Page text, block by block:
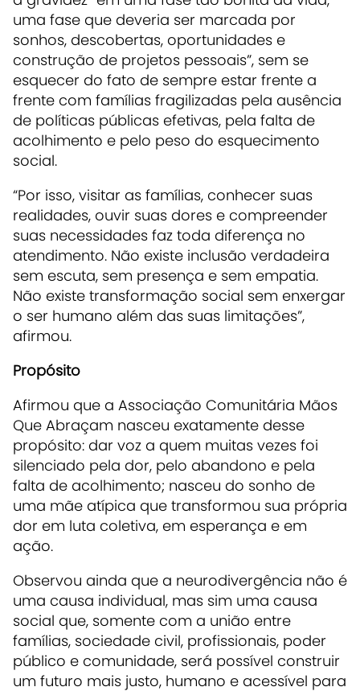
uma fase que deveria ser marcada por
sonhos, descobertas, oportunidades e
construção de projetos pessoais”, sem se
esquecer do fato de sempre estar frente a
frente com famílias fragilizadas pela ausência
de políticas públicas efetivas, pela falta de
acolhimento e pelo peso do esquecimento
social.
“Por isso, visitar as famílias, conhecer suas
realidades, ouvir suas dores e compreender
suas necessidades faz toda diferença no
atendimento. Não existe inclusão verdadeira
sem escuta, sem presença e sem empatia.
Não existe transformação social sem enxergar
o ser humano além das suas limitações”,
afirmou.
Propósito
Afirmou que a Associação Comunitária Mãos
Que Abraçam nasceu exatamente desse
propósito: dar voz a quem muitas vezes foi
silenciado pela dor, pelo abandono e pela
falta de acolhimento; nasceu do sonho de
uma mãe atípica que transformou sua própria
dor em luta coletiva, em esperança e em
ação.
Observou ainda que a neurodivergência não é
uma causa individual, mas sim uma causa
social que, somente com a união entre
famílias, sociedade civil, profissionais, poder
público e comunidade, será possível construir
um futuro mais justo, humano e acessível para